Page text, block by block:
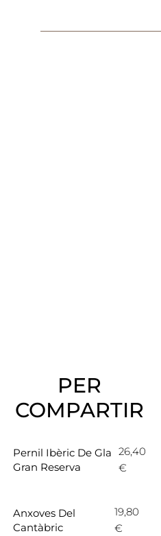
PER
COMPARTIR
Pernil Ibèric De Gla
Gran Reserva
26,40
€
Anxoves Del
Cantàbric
19,80
€